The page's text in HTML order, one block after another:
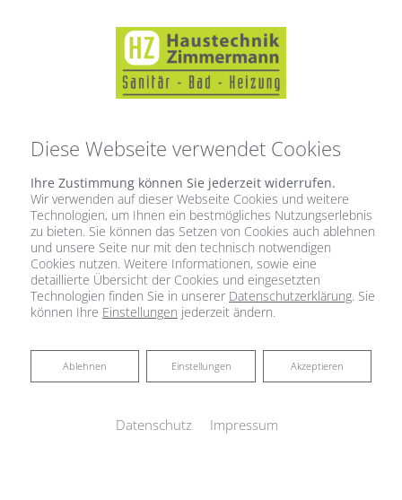
Diese Webseite verwendet Cookies
Ihre Zustimmung können Sie jederzeit widerrufen.
Wir verwenden auf dieser Webseite Cookies und weitere
Technologien, um Ihnen ein bestmögliches Nutzungserlebnis
zu bieten. Sie können das Setzen von Cookies auch ablehnen
und unsere Seite nur mit den technisch notwendigen
Cookies nutzen. Weitere Informationen, sowie eine
detaillierte Übersicht der Cookies und eingesetzten
Technologien finden Sie in unserer Datenschutzerklärung. Sie
können Ihre Einstellungen jederzeit ändern.
Akzeptieren
Einstellungen
Ablehnen
Ablehnen
Datenschutz Impressum